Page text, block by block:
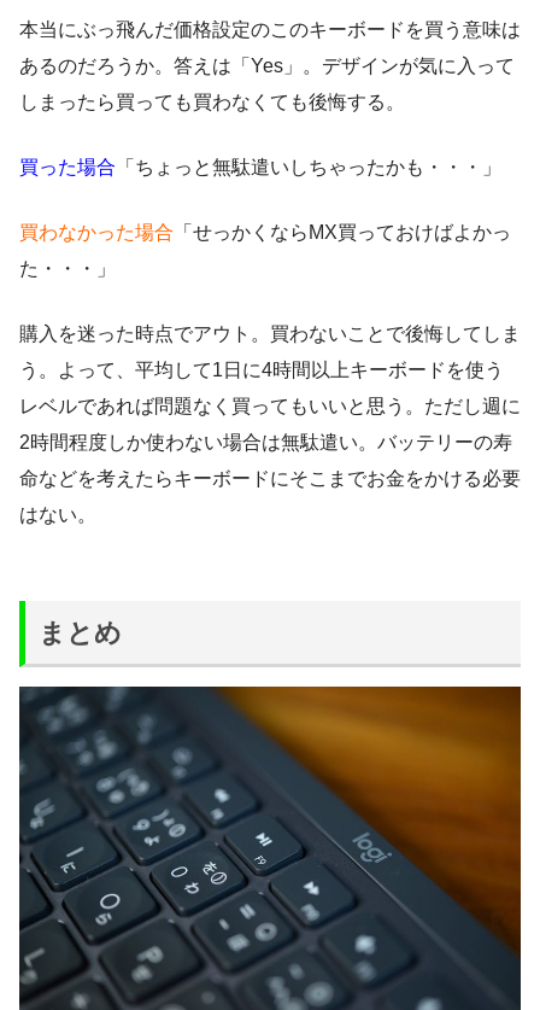
本当にぶっ飛んだ価格設定のこのキーボードを買う意味は
あるのだろうか。答えは「Yes」。デザインが気に入って
しまったら買っても買わなくても後悔する。
買った場合 「ちょっと無駄遣いしちゃったかも・・・」
買わなかった場合 「せっかくならMX買っておけばよかっ
た・・・」
購入を迷った時点でアウト。買わないことで後悔してしま
う。よって、平均して1日に4時間以上キーボードを使う
レベルであれば問題なく買ってもいいと思う。ただし週に
2時間程度しか使わない場合は無駄遣い。バッテリーの寿
命などを考えたらキーボードにそこまでお金をかける必要
はない。
まとめ